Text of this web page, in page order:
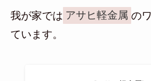
我が家では アサヒ軽金属 の
ています。